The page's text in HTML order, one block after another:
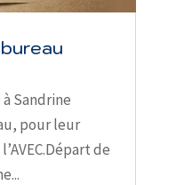
à Sandrine
pour leur
de